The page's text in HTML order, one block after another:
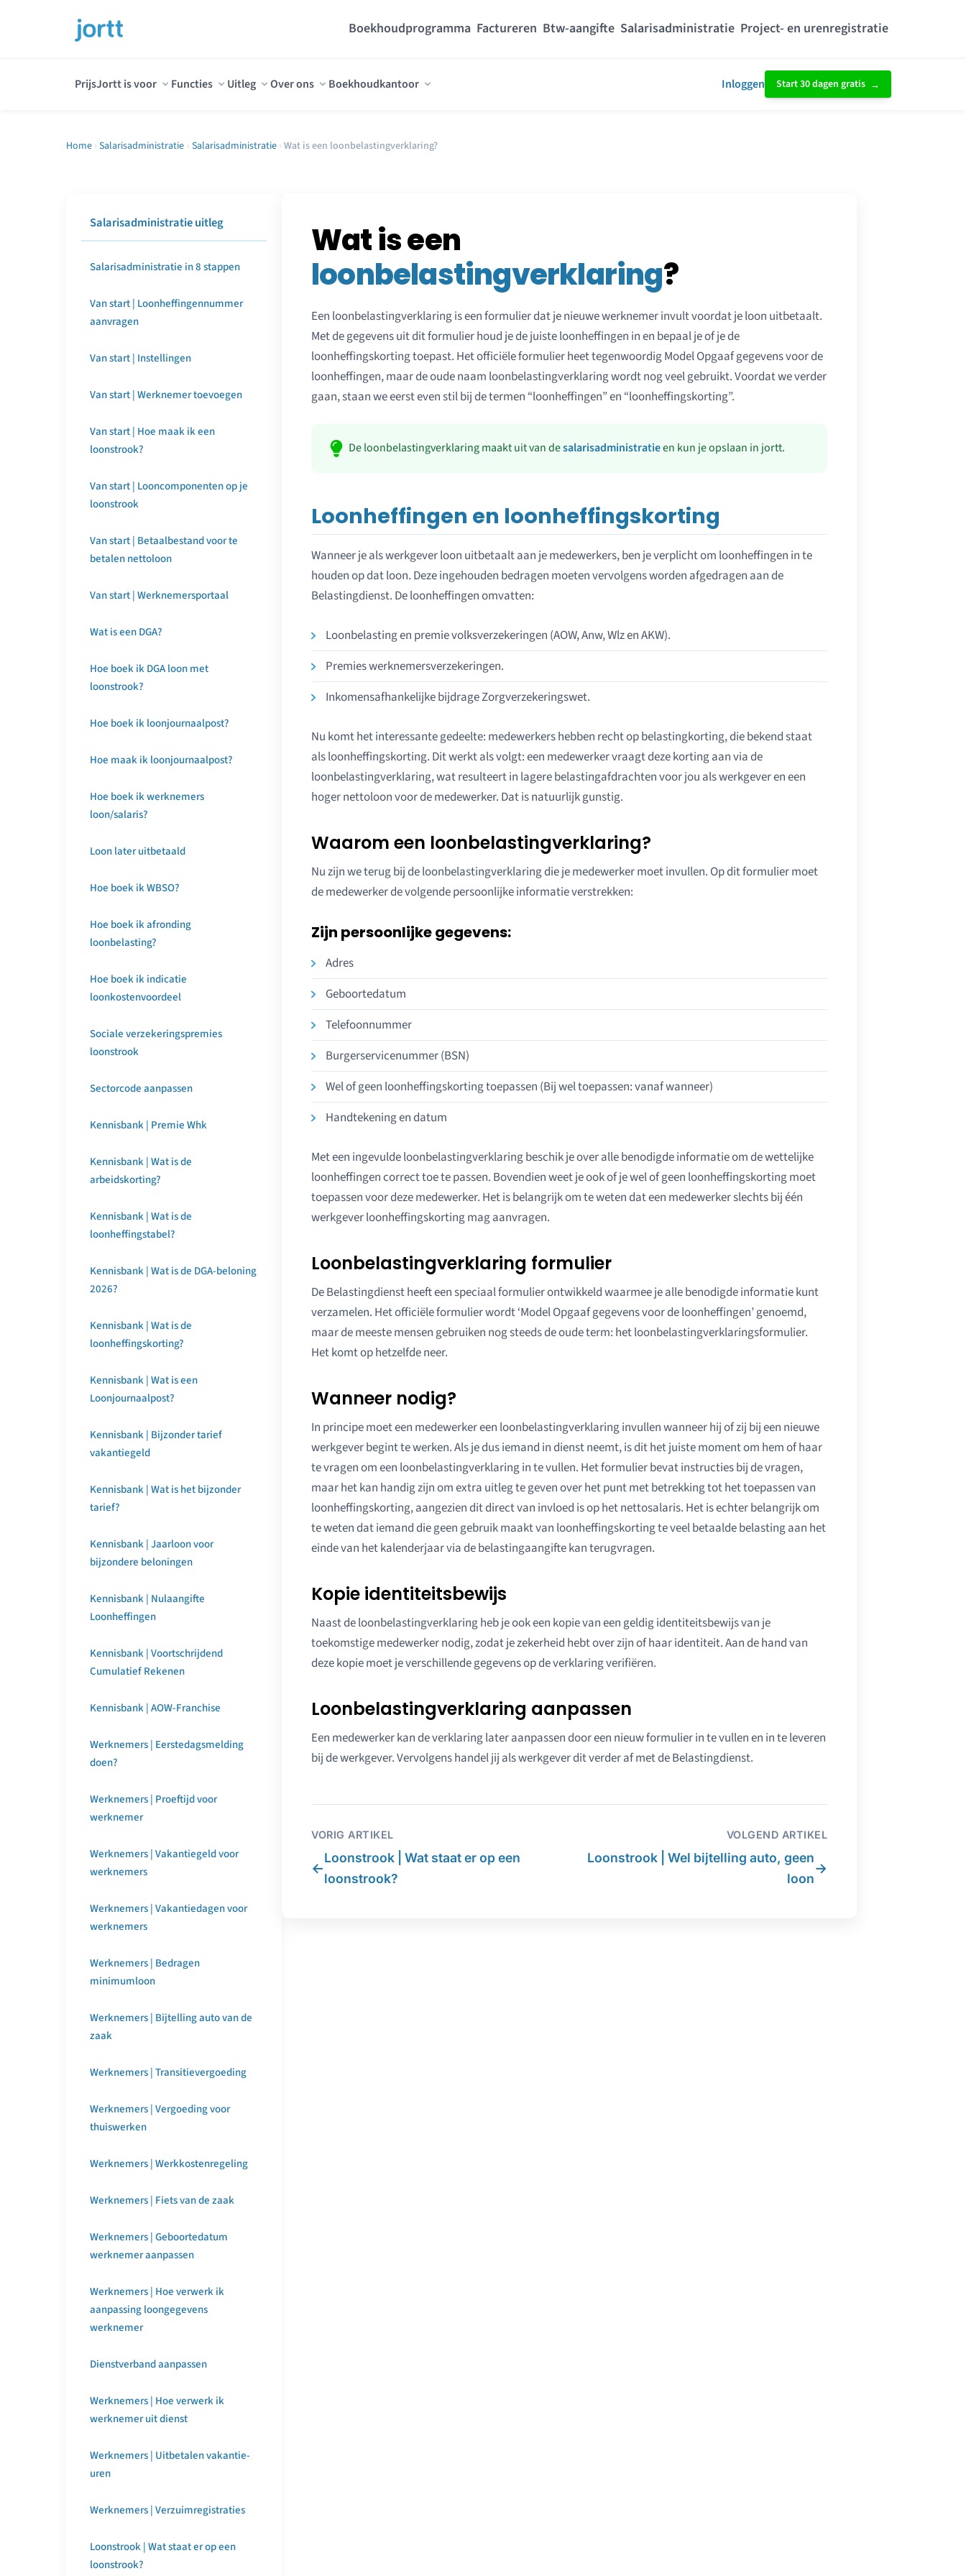
Boekhoudprogramma Factureren Btw-aangifte Salarisadministratie Project- en urenregistratie
PrijsJortt is voor Functies Uitleg Over ons Boekhoudkantoor Inloggen Start 30 dagen gratis
Home › Salarisadministratie › Salarisadministratie › Wat is een loonbelastingverklaring?
Salarisadministratie uitleg
Salarisadministratie in 8 stappen
Van start | Loonheffingennummer
aanvragen
Van start | Instellingen
Van start | Werknemer toevoegen
Van start | Hoe maak ik een
loonstrook?
Van start | Looncomponenten op je
loonstrook
Van start | Betaalbestand voor te
betalen nettoloon
Van start | Werknemersportaal
Wat is een DGA?
Hoe boek ik DGA loon met
loonstrook?
Hoe boek ik loonjournaalpost?
Hoe maak ik loonjournaalpost?
Hoe boek ik werknemers
loon/salaris?
Loon later uitbetaald
Hoe boek ik WBSO?
Hoe boek ik afronding
loonbelasting?
Hoe boek ik indicatie
loonkostenvoordeel
Sociale verzekeringspremies
loonstrook
Sectorcode aanpassen
Kennisbank | Premie Whk
Kennisbank | Wat is de
arbeidskorting?
Kennisbank | Wat is de
loonheffingstabel?
Kennisbank | Wat is de DGA-beloning
2026?
Kennisbank | Wat is de
loonheffingskorting?
Kennisbank | Wat is een
Loonjournaalpost?
Kennisbank | Bijzonder tarief
vakantiegeld
Kennisbank | Wat is het bijzonder
tarief?
Kennisbank | Jaarloon voor
bijzondere beloningen
Kennisbank | Nulaangifte
Loonheffingen
Kennisbank | Voortschrijdend
Cumulatief Rekenen
Kennisbank | AOW-Franchise
Werknemers | Eerstedagsmelding
doen?
Werknemers | Proeftijd voor
werknemer
Werknemers | Vakantiegeld voor
werknemers
Werknemers | Vakantiedagen voor
werknemers
Werknemers | Bedragen
minimumloon
Werknemers | Bijtelling auto van de
zaak
Werknemers | Transitievergoeding
Werknemers | Vergoeding voor
thuiswerken
Werknemers | Werkkostenregeling
Werknemers | Fiets van de zaak
Werknemers | Geboortedatum
werknemer aanpassen
Werknemers | Hoe verwerk ik
aanpassing loongegevens
werknemer
Dienstverband aanpassen
Werknemers | Hoe verwerk ik
werknemer uit dienst
Werknemers | Uitbetalen vakantie-
uren
Werknemers | Verzuimregistraties
Loonstrook | Wat staat er op een
loonstrook?
Wat is een
loonbelastingverklaring?
Een loonbelastingverklaring is een formulier dat je nieuwe werknemer invult voordat je loon uitbetaalt.
Met de gegevens uit dit formulier houd je de juiste loonheffingen in en bepaal je of je de
loonheffingskorting toepast. Het officiële formulier heet tegenwoordig Model Opgaaf gegevens voor de
loonheffingen, maar de oude naam loonbelastingverklaring wordt nog veel gebruikt. Voordat we verder
gaan, staan we eerst even stil bij de termen “loonheffingen” en “loonheffingskorting”.
De loonbelastingverklaring maakt uit van desalarisadministratieen kun je opslaan in jortt.
Loonheffingen en loonheffingskorting
Wanneer je als werkgever loon uitbetaalt aan je medewerkers, ben je verplicht om loonheffingen in te
houden op dat loon. Deze ingehouden bedragen moeten vervolgens worden afgedragen aan de
Belastingdienst. De loonheffingen omvatten:
Loonbelasting en premie volksverzekeringen (AOW, Anw, Wlz en AKW).
Premies werknemersverzekeringen.
Inkomensafhankelijke bijdrage Zorgverzekeringswet.
Nu komt het interessante gedeelte: medewerkers hebben recht op belastingkorting, die bekend staat
als loonheffingskorting. Dit werkt als volgt: een medewerker vraagt deze korting aan via de
loonbelastingverklaring, wat resulteert in lagere belastingafdrachten voor jou als werkgever en een
hoger nettoloon voor de medewerker. Dat is natuurlijk gunstig.
Waarom een loonbelastingverklaring?
Nu zijn we terug bij de loonbelastingverklaring die je medewerker moet invullen. Op dit formulier moet
de medewerker de volgende persoonlijke informatie verstrekken:
Zijn persoonlijke gegevens:
Adres
Geboortedatum
Telefoonnummer
Burgerservicenummer (BSN)
Wel of geen loonheffingskorting toepassen (Bij wel toepassen: vanaf wanneer)
Handtekening en datum
Met een ingevulde loonbelastingverklaring beschik je over alle benodigde informatie om de wettelijke
loonheffingen correct toe te passen. Bovendien weet je ook of je wel of geen loonheffingskorting moet
toepassen voor deze medewerker. Het is belangrijk om te weten dat een medewerker slechts bij één
werkgever loonheffingskorting mag aanvragen.
Loonbelastingverklaring formulier
De Belastingdienst heeft een speciaal formulier ontwikkeld waarmee je alle benodigde informatie kunt
verzamelen. Het officiële formulier wordt ‘Model Opgaaf gegevens voor de loonheffingen’ genoemd,
maar de meeste mensen gebruiken nog steeds de oude term: het loonbelastingverklaringsformulier.
Het komt op hetzelfde neer.
Wanneer nodig?
In principe moet een medewerker een loonbelastingverklaring invullen wanneer hij of zij bij een nieuwe
werkgever begint te werken. Als je dus iemand in dienst neemt, is dit het juiste moment om hem of haar
te vragen om een loonbelastingverklaring in te vullen. Het formulier bevat instructies bij de vragen,
maar het kan handig zijn om extra uitleg te geven over het punt met betrekking tot het toepassen van
loonheffingskorting, aangezien dit direct van invloed is op het nettosalaris. Het is echter belangrijk om
te weten dat iemand die geen gebruik maakt van loonheffingskorting te veel betaalde belasting aan het
einde van het kalenderjaar via de belastingaangifte kan terugvragen.
Kopie identiteitsbewijs
Naast de loonbelastingverklaring heb je ook een kopie van een geldig identiteitsbewijs van je
toekomstige medewerker nodig, zodat je zekerheid hebt over zijn of haar identiteit. Aan de hand van
deze kopie moet je verschillende gegevens op de verklaring verifiëren.
Loonbelastingverklaring aanpassen
Een medewerker kan de verklaring later aanpassen door een nieuw formulier in te vullen en in te leveren
bij de werkgever. Vervolgens handel jij als werkgever dit verder af met de Belastingdienst.
VORIG ARTIKEL
←
Loonstrook | Wat staat er op een
loonstrook?
VOLGEND ARTIKEL
Loonstrook | Wel bijtelling auto, geen
loon
→